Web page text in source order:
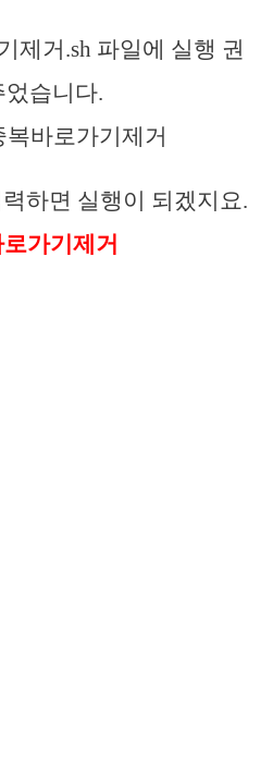
제거.sh 파일에 실행 권
었습니다.
복바로가기제거
하면 실행이 되겠지요.
가기제거